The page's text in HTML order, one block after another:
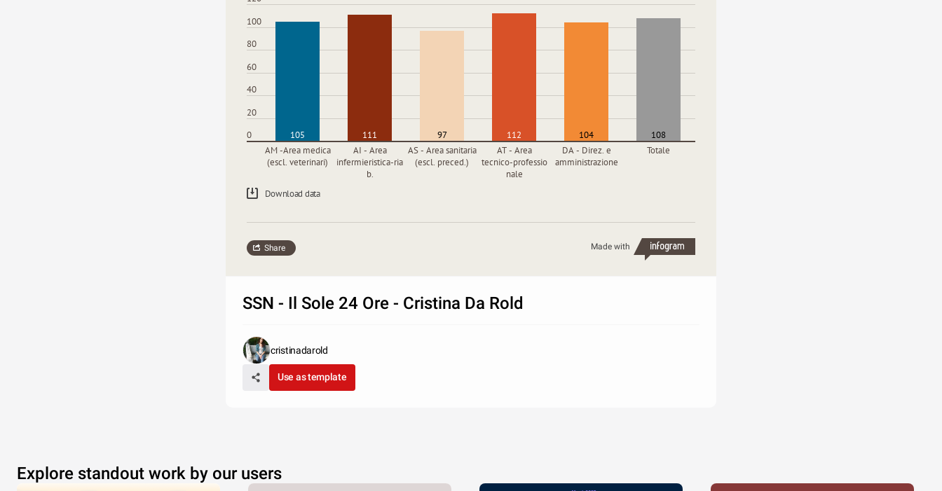
100
80
60
40
20
0
AM -Area medica
(escl. veterinari)
AI - Area
infermieristica-ria
b.
AS - Area sanitaria
(escl. preced.)
AT - Area
tecnico-professio
nale
DA - Direz. e
amministrazione
Totale
105 111 97 112 104 108
Download data
Made with
Share
SSN - Il Sole 24 Ore - Cristina Da Rold
cristinadarold
Use as template
Explore standout work by our users